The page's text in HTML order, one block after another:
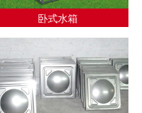
卧式水箱